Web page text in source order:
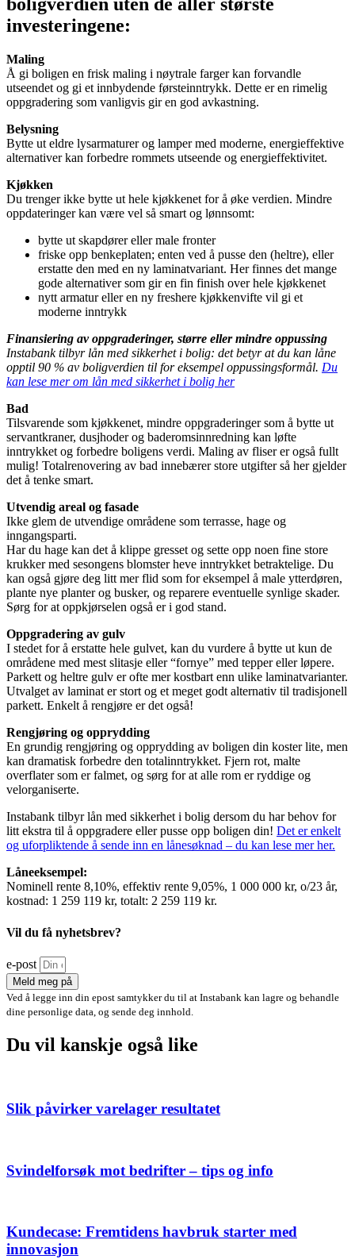
boligverdien uten de aller største
investeringene:
Maling
Å gi boligen en frisk maling i nøytrale farger kan forvandle
utseendet og gi et innbydende førsteinntrykk. Dette er en rimelig
oppgradering som vanligvis gir en god avkastning.
Belysning
Bytte ut eldre lysarmaturer og lamper med moderne, energieffektive
alternativer kan forbedre rommets utseende og energieffektivitet.
Kjøkken
Du trenger ikke bytte ut hele kjøkkenet for å øke verdien. Mindre
oppdateringer kan være vel så smart og lønnsomt:
bytte ut skapdører eller male fronter
friske opp benkeplaten; enten ved å pusse den (heltre), eller
erstatte den med en ny laminatvariant. Her finnes det mange
gode alternativer som gir en fin finish over hele kjøkkenet
nytt armatur eller en ny freshere kjøkkenvifte vil gi et
moderne inntrykk
Finansiering av oppgraderinger, større eller mindre oppussing
Instabank tilbyr lån med sikkerhet i bolig: det betyr at du kan låne
opptil 90 % av boligverdien til for eksempel oppussingsformål. Du
kan lese mer om lån med sikkerhet i bolig her
Bad
Tilsvarende som kjøkkenet, mindre oppgraderinger som å bytte ut
servantkraner, dusjhoder og baderomsinnredning kan løfte
inntrykket og forbedre boligens verdi. Maling av fliser er også fullt
mulig! Totalrenovering av bad innebærer store utgifter så her gjelder
det å tenke smart.
Utvendig areal og fasade
Ikke glem de utvendige områdene som terrasse, hage og
inngangsparti.
Har du hage kan det å klippe gresset og sette opp noen fine store
krukker med sesongens blomster heve inntrykket betraktelige. Du
kan også gjøre deg litt mer flid som for eksempel å male ytterdøren,
plante nye planter og busker, og reparere eventuelle synlige skader.
Sørg for at oppkjørselen også er i god stand.
Oppgradering av gulv
I stedet for å erstatte hele gulvet, kan du vurdere å bytte ut kun de
områdene med mest slitasje eller “fornye” med tepper eller løpere.
Parkett og heltre gulv er ofte mer kostbart enn ulike laminatvarianter.
Utvalget av laminat er stort og et meget godt alternativ til tradisjonell
parkett. Enkelt å rengjøre er det også!
Rengjøring og opprydding
En grundig rengjøring og opprydding av boligen din koster lite, men
kan dramatisk forbedre den totalinntrykket. Fjern rot, malte
overflater som er falmet, og sørg for at alle rom er ryddige og
velorganiserte.
Instabank tilbyr lån med sikkerhet i bolig dersom du har behov for
litt ekstra til å oppgradere eller pusse opp boligen din! Det er enkelt
og uforpliktende å sende inn en lånesøknad – du kan lese mer her.
Låneeksempel:
Nominell rente 8,10%, effektiv rente 9,05%, 1 000 000 kr, o/23 år,
kostnad: 1 259 119 kr, totalt: 2 259 119 kr.
Vil du få nyhetsbrev?
e-post
Meld meg på
Ved å legge inn din epost samtykker du til at Instabank kan lagre og behandle
dine personlige data, og sende deg innhold.
Du vil kanskje også like
Slik påvirker varelager resultatet
Svindelforsøk mot bedrifter – tips og info
Kundecase: Fremtidens havbruk starter med
innovasjon